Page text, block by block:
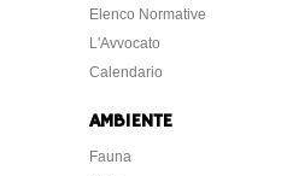
Elenco Normative
L'Avvocato
Calendario
AMBIENTE
Fauna